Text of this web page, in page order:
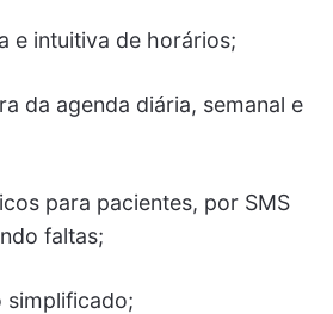
e intuitiva de horários;
da agenda diária, semanal e
para pacientes, por SMS
faltas;
simplificado;